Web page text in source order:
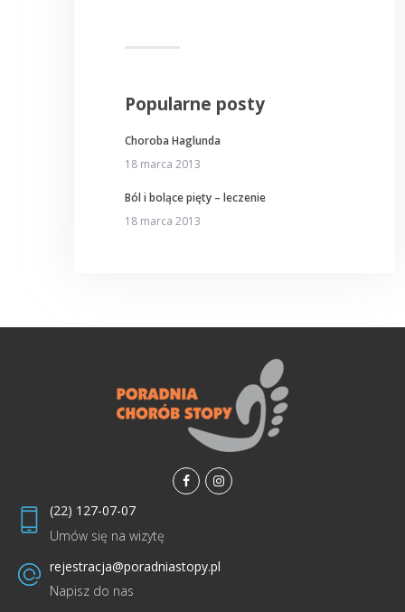
Popularne posty
Choroba Haglunda
18 marca 2013
Ból i bolące pięty – leczenie
18 marca 2013
facebookinstagramm
(22) 127-07-07
Umów się na wizytę
rejestracja@poradniastopy.pl
Napisz do nas